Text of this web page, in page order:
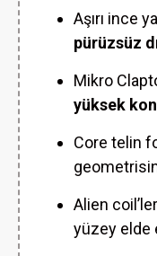
Aşırı ince
pürüzsüz
Mikro
yüksek
Core telin
Alien
yüzey elde